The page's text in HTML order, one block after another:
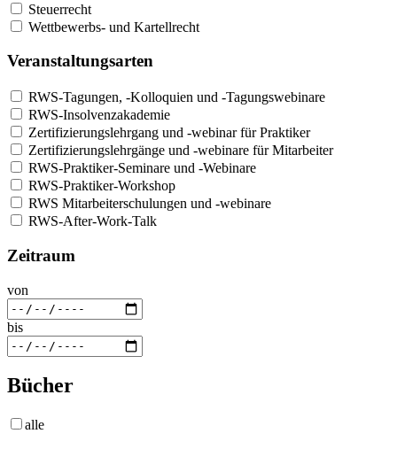
Steuerrecht
Wettbewerbs- und Kartellrecht
Veranstaltungsarten
RWS-Tagungen, -Kolloquien und -Tagungswebinare
RWS-Insolvenzakademie
Zertifizierungslehrgang und -webinar für Praktiker
Zertifizierungslehrgänge und -webinare für Mitarbeiter
RWS-Praktiker-Seminare und -Webinare
RWS-Praktiker-Workshop
RWS Mitarbeiterschulungen und -webinare
RWS-After-Work-Talk
Zeitraum
von
bis
Bücher
alle